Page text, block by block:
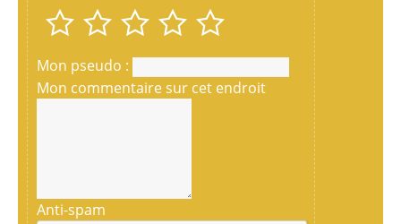
Mon pseudo :
Mon commentaire sur cet endroit
Anti-spam